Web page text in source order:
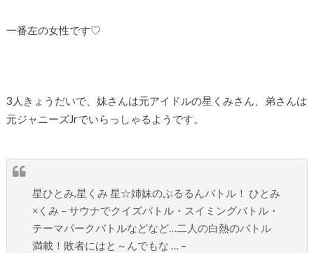
一番左の女性です♡
3人きょうだいで、妹さんは元アイドルの星くみさん、弟さんは
元ジャニーズJrでいらっしゃるようです。
星ひとみ,星くみ 星☆姉妹のぷるるんバトル！ ひとみ
×くみ – サウナでクイズバトル・スイミングバトル・
テーマパークバトルなどなど…二人の白熱のバトル
満載！敗者にはと～んでもな … –